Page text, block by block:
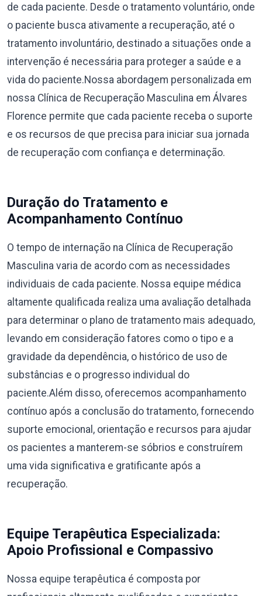
de cada paciente. Desde o tratamento voluntário, onde
o paciente busca ativamente a recuperação, até o
tratamento involuntário, destinado a situações onde a
intervenção é necessária para proteger a saúde e a
vida do paciente.Nossa abordagem personalizada em
nossa Clínica de Recuperação Masculina em Álvares
Florence permite que cada paciente receba o suporte
e os recursos de que precisa para iniciar sua jornada
de recuperação com confiança e determinação.
Duração do Tratamento e
Acompanhamento Contínuo
O tempo de internação na Clínica de Recuperação
Masculina varia de acordo com as necessidades
individuais de cada paciente. Nossa equipe médica
altamente qualificada realiza uma avaliação detalhada
para determinar o plano de tratamento mais adequado,
levando em consideração fatores como o tipo e a
gravidade da dependência, o histórico de uso de
substâncias e o progresso individual do
paciente.Além disso, oferecemos acompanhamento
contínuo após a conclusão do tratamento, fornecendo
suporte emocional, orientação e recursos para ajudar
os pacientes a manterem-se sóbrios e construírem
uma vida significativa e gratificante após a
recuperação.
Equipe Terapêutica Especializada:
Apoio Profissional e Compassivo
Nossa equipe terapêutica é composta por